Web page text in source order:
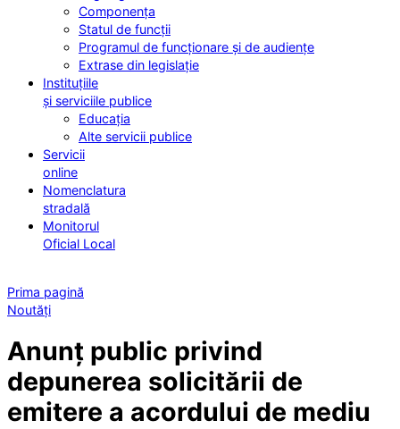
Componența
Statul de funcții
Programul de funcționare și de audiențe
Extrase din legislație
Instituțiile
și serviciile publice
Educația
Alte servicii publice
Servicii
online
Nomenclatura
stradală
Monitorul
Oficial Local
Prima pagină
Noutăți
Anunț public privind
depunerea solicitării de
emitere a acordului de mediu